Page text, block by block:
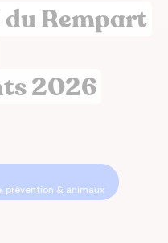
Rempart
2026
prévention & animaux